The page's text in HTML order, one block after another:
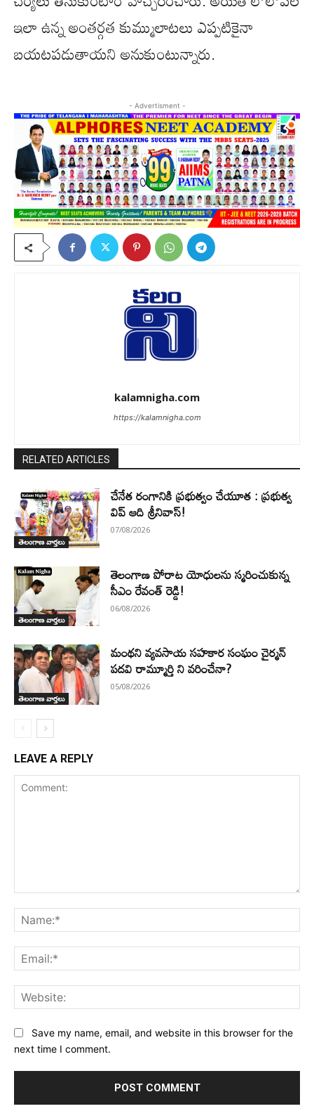
ఇలా ఉన్న అంతర్గత కుమ్ములాటలు ఎప్పటికైనా
బయటపడుతాయని అనుకుంటున్నారు.
- Advertisment -
kalamnigha.com
https://kalamnigha.com
RELATED ARTICLES
తెలంగాణ వార్తలు
చేనేత రంగానికి ప్రభుత్వం చేయూత : ప్రభుత్వ
విప్ ఆది శ్రీనివాస్!
07/08/2026
తెలంగాణ వార్తలు
తెలంగాణ పోరాట యోధులను స్మరించుకున్న
సీఎం రేవంత్ రెడ్డి!
06/08/2026
తెలంగాణ వార్తలు
మంథని వ్యవసాయ సహకార సంఘం చైర్మన్
పదవి రామ్మూర్తి ని వరించేనా?
05/08/2026
LEAVE A REPLY
Save my name, email, and website in this browser for the
next time I comment.